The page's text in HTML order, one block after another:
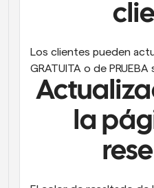
Los clientes pueden
GRATUITA o de
la